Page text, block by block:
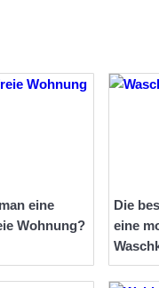
eine
Wohnung?
Die
eine